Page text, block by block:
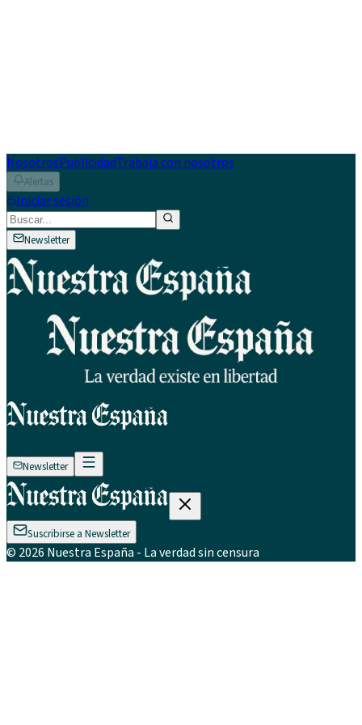
NosotrosPublicidadTrabaja con nosotros
Alertas
Iniciar sesión
Newsletter
Newsletter
Suscribirse a Newsletter
© 2026 Nuestra España - La verdad sin censura